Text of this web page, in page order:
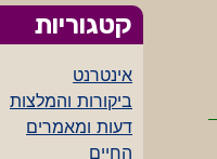
קטגוריות
אינטרנט
ביקורות והמלצות
דעות ומאמרים
החיים